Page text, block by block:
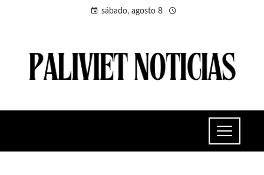
sábado, agosto 8